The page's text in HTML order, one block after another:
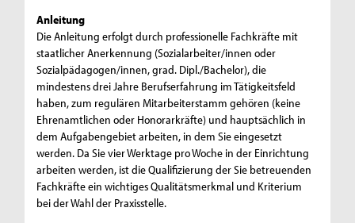
Anleitung
Die Anleitung erfolgt durch professionelle Fachkräfte mit
staatlicher Anerkennung (Sozialarbeiter/innen oder
Sozialpädagogen/innen, grad. Dipl./Bachelor), die
mindestens drei Jahre Berufserfahrung im Tätigkeitsfeld
haben, zum regulären Mitarbeiterstamm gehören (keine
Ehrenamtlichen oder Honorarkräfte) und hauptsächlich in
dem Aufgabengebiet arbeiten, in dem Sie eingesetzt
werden. Da Sie vier Werktage pro Woche in der Einrichtung
arbeiten werden, ist die Qualifizierung der Sie betreuenden
Fachkräfte ein wichtiges Qualitätsmerkmal und Kriterium
bei der Wahl der Praxisstelle.